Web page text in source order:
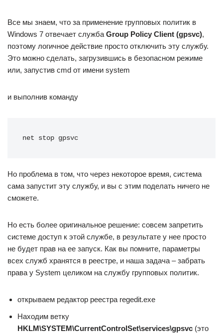
Все мы знаем, что за применение групповых политик в
Windows 7 отвечает служба Group Policy Client (gpsvc),
поэтому логичное действие просто отключить эту службу.
Это можно сделать, загрузившись в безопасном режиме
или, запустив cmd от имени system
и выполнив команду
net stop gpsvc
Но проблема в том, что через некоторое время, система
сама запустит эту службу, и вы с этим поделать ничего не
сможете.
Но есть более оригинальное решение: совсем запретить
системе доступ к этой службе, в результате у нее просто
не будет прав на ее запуск. Как вы помните, параметры
всех служб хранятся в реестре, и наша задача – забрать
права у System целиком на службу групповых политик.
открываем редактор реестра regedit.exe
Находим ветку
HKLM\SYSTEM\CurrentControlSet\services\gpsvc (это